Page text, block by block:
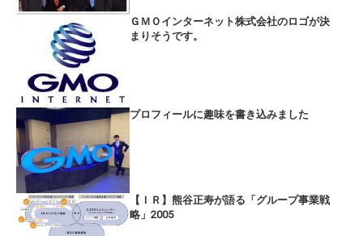
ＧＭＯインターネット株式会社のロゴが決
まりそうです。
プロフィールに趣味を書き込みました
【ＩＲ】熊谷正寿が語る「グループ事業戦
略」2005